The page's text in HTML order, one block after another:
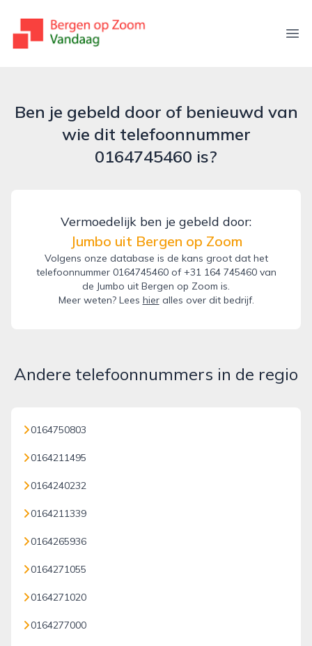
bergenopzoomvandaag.nl
Ben je gebeld door of benieuwd van
wie dit telefoonnummer
0164745460 is?
Vermoedelijk ben je gebeld door:
Jumbo uit Bergen op Zoom
Volgens onze database is de kans groot dat het
telefoonnummer 0164745460 of +31 164 745460 van
de Jumbo uit Bergen op Zoom is.
Meer weten? Lees hieralles over dit bedrijf.
Andere telefoonnummers in de regio
0164750803
0164211495
0164240232
0164211339
0164265936
0164271055
0164271020
0164277000